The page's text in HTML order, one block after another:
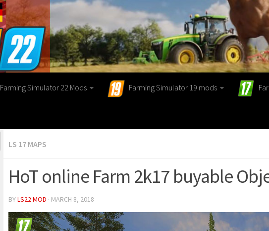
Farming Simulator 22 Mods Farming Simulator 19 mods
LS 17 MAPS
HoT online Farm 2k17 buyable
BYLS22 MOD · MARCH 8, 2018